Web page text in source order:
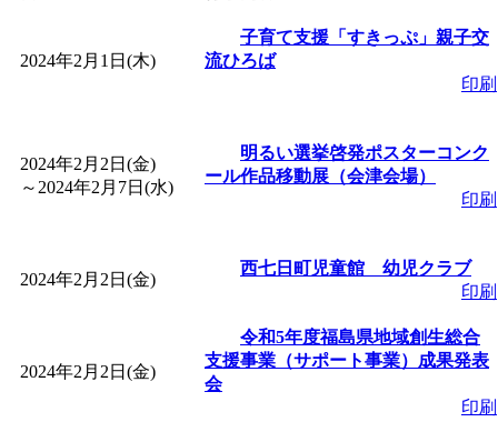
「皆鶴姫のこびる塾
「子育て講座「ばん
「子育て交流広場「
間：2026/07/13～2026/
子育て交流広場「
2024年2月1日(木)
子育て支援「すきっぷ」親子交
流ひろば
印刷
2024年2月2日(金)
～ 2024年2月7日(水)
明るい選挙啓発ポスターコンク
ール作品移動展（会津会場）
印刷
2024年2月2日(金)
西七日町児童館 幼児クラブ
印刷
2024年2月2日(金)
令和5年度福島県地域創生総合
支援事業（サポート事業）成果発表
会
印刷